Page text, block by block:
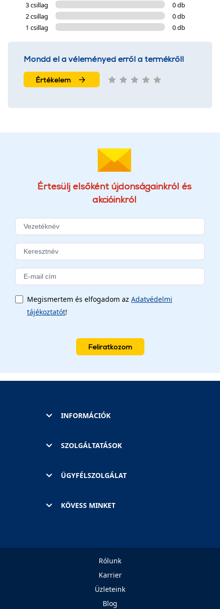
3 csillag
0 db
2 csillag
0 db
1 csillag
0 db
Mondd el a véleményed erről a termékről!
Értékelem
Értesülj elsőként újdonságainkról és
akcióinkról
Megismertem és elfogadom az Adatvédelmi
tájékoztatót!
Feliratkozom
INFORMÁCIÓK
SZOLGÁLTATÁSOK
ÜGYFÉLSZOLGÁLAT
KÖVESS MINKET
Rólunk
Karrier
Üzleteink
Blog